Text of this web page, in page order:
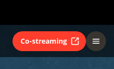
Co-streaming